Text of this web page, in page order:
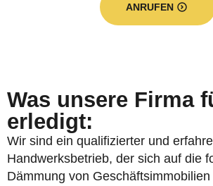
ANRUFEN
Was unsere Firma
erledigt:
Wir sind ein qualifizierter und
Handwerksbetrieb, der sich auf die
Dämmung von Geschäftsimmobilien